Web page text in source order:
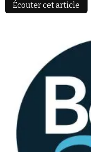
Écouter cet article